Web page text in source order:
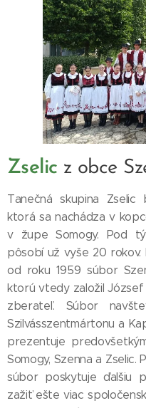
Zselic z obce
Tanečná skupina
ktorá sa nachádza v
v župe Somogy. Pod
pôsobí už vyše 20
od roku 1959 súbor
ktorú vtedy založil
zberateľ. Súbor
Szilvásszentmártonu a
prezentuje
Somogy, Szenna a Zselic.
súbor poskytuje ďalšiu
zažiť ešte viac